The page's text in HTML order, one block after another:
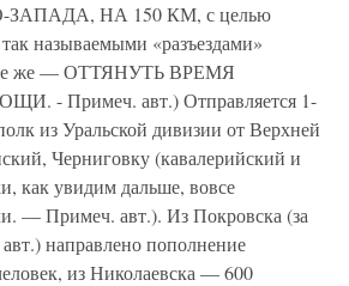
НА 150 КМ, с целью
называемыми «разъездами»
же — ОТТЯНУТЬ ВРЕМЯ
- Примеч. авт.) Отправляется 1-
из Уральской дивизии от Верхней
Черниговку (кавалерийский и
как увидим дальше, вовсе
— Примеч. авт.). Из Покровска (за
направлено пополнение
из Николаевска — 600